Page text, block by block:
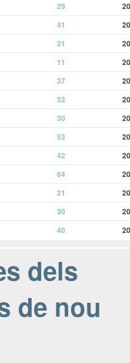
29
20
41
20
21
20
11
20
37
20
32
20
30
20
53
20
42
20
64
20
21
20
30
20
40 20
dels
de nou